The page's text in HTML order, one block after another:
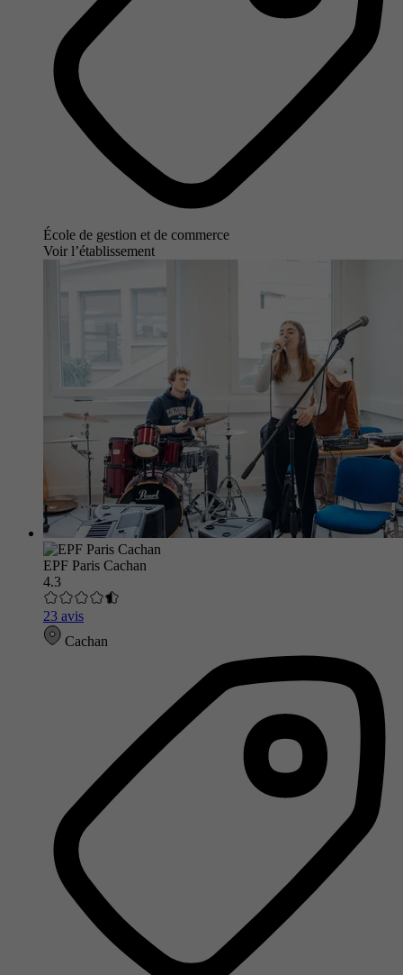
École de gestion et de commerce
Voir l’établissement
EPF Paris Cachan
4.3
23 avis
Cachan